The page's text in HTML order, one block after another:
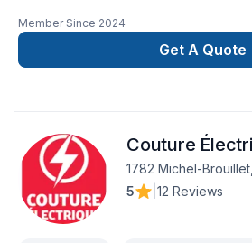
travaux et vous ne serez pas déçu.
Member Since 2024
Get A Quote
Couture
1782 Michel-
5
12 Reviews